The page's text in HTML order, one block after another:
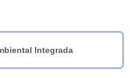
Integrada